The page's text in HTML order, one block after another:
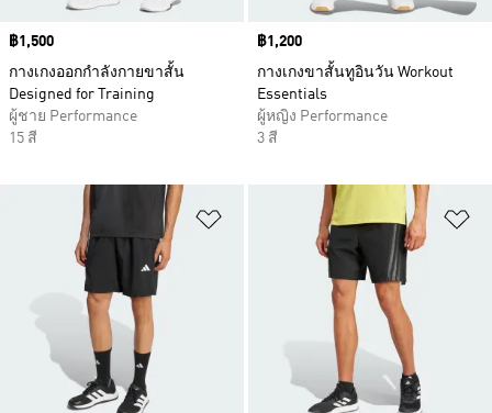
Price
฿1,500
กางเกงออกกำลังกายขาสั้น
Designed for Training
ผู้ชาย Performance
15 สี
Price
฿1,200
กางเกงขาสั้นทูอินวัน Workout
Essentials
ผู้หญิง Performance
3 สี
เพิ่มไปยังรายการสินค้าโปรด